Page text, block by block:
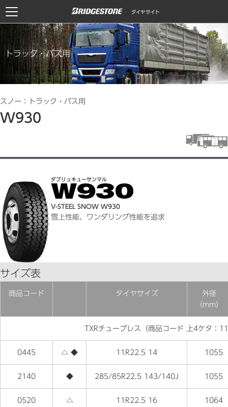
トラック・バス用
スノー：トラック・バス用
W930
ダブリュキューサンマル
V-STEEL SNOW W930
雪上性能、ワンダリング性能を追求
サイズ表
商品コード タイヤサイズ
外径
（mm）
TXRチューブレス（商品コード 上4ケタ：
0445 △ ◆ 11R22.5 14 1055
2140 ◆ 285/85R22.5 143/140J 1055
0520 △ 11R22.5 16 1064